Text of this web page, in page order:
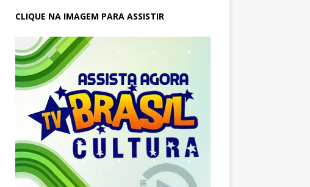
CLIQUE NA IMAGEM PARA ASSISTIR